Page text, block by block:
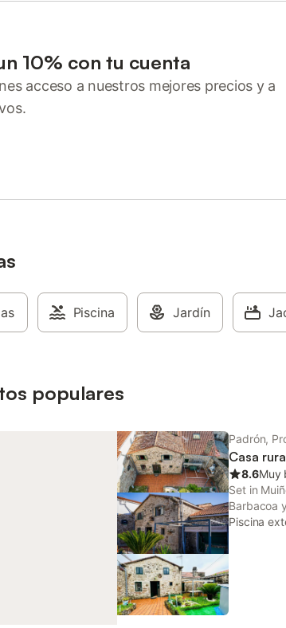
10% con tu cuenta
acceso a nuestros mejores precios y a
Piscina Jardín
populares
Padrón,
Casa
8.6Muy
Set in
Barbacoa
pool, this
Piscina